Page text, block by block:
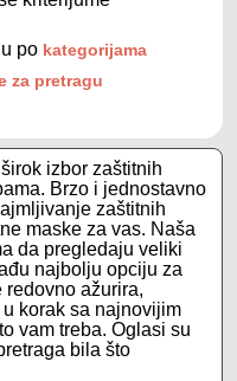
po kategorijama
za pretragu
izbor zaštitnih
Brzo i jednostavno
zaštitnih
maske za vas. Naša
da pregledaju veliki
najbolju opciju za
ažurira,
korak sa najnovijim
vam treba. Oglasi su
bila što